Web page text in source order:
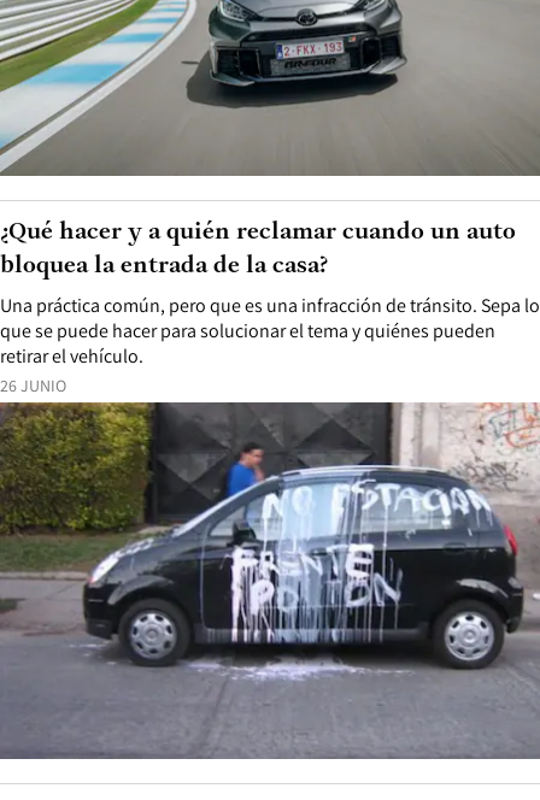
26 JUNIO
Una práctica común, pero que es una infracción de tránsito. Sepa lo
que se puede hacer para solucionar el tema y quiénes pueden
retirar el vehículo.
¿Qué hacer y a quién reclamar cuando un auto
bloquea la entrada de la casa?